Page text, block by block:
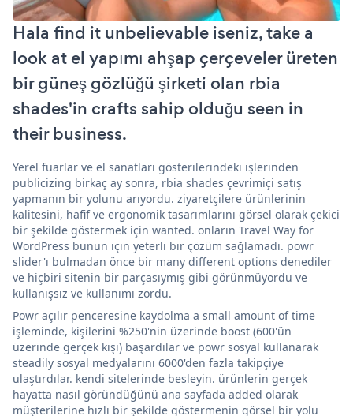
Hala find it unbelievable iseniz, take a
look at el yapımı ahşap çerçeveler üreten
bir güneş gözlüğü şirketi olan rbia
shades'in crafts sahip olduğu seen in
their business.
Yerel fuarlar ve el sanatları gösterilerindeki işlerinden
publicizing birkaç ay sonra, rbia shades çevrimiçi satış
yapmanın bir yolunu arıyordu. ziyaretçilere ürünlerinin
kalitesini, hafif ve ergonomik tasarımlarını görsel olarak çekici
bir şekilde göstermek için wanted. onların Travel Way for
WordPress bunun için yeterli bir çözüm sağlamadı. powr
slider'ı bulmadan önce bir many different options denediler
ve hiçbiri sitenin bir parçasıymış gibi görünmüyordu ve
kullanışsız ve kullanımı zordu.
Powr açılır penceresine kaydolma a small amount of time
işleminde, kişilerini %250'nin üzerinde boost (600'ün
üzerinde gerçek kişi) başardılar ve powr sosyal kullanarak
steadily sosyal medyalarını 6000'den fazla takipçiye
ulaştırdılar. kendi sitelerinde besleyin. ürünlerin gerçek
hayatta nasıl göründüğünü ana sayfada added olarak
müşterilerine hızlı bir şekilde göstermenin görsel bir yolu